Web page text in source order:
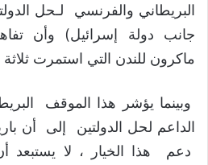
البريطاني والفرنسي لـحل
جانب دولة إسرائيل) وأن
ماكرون للندن التي استمرت ثلاثة
وبينما يؤشر هذا الموقف
الداعم لحل الدولتين إلى أن
دعم هذا الخيار ، لا يستبعد